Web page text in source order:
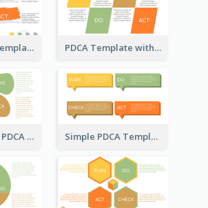
Inks in PDCA Template PDCA Template with Parallelograms
Using Blobs in PDCA Template Simple PDCA Template